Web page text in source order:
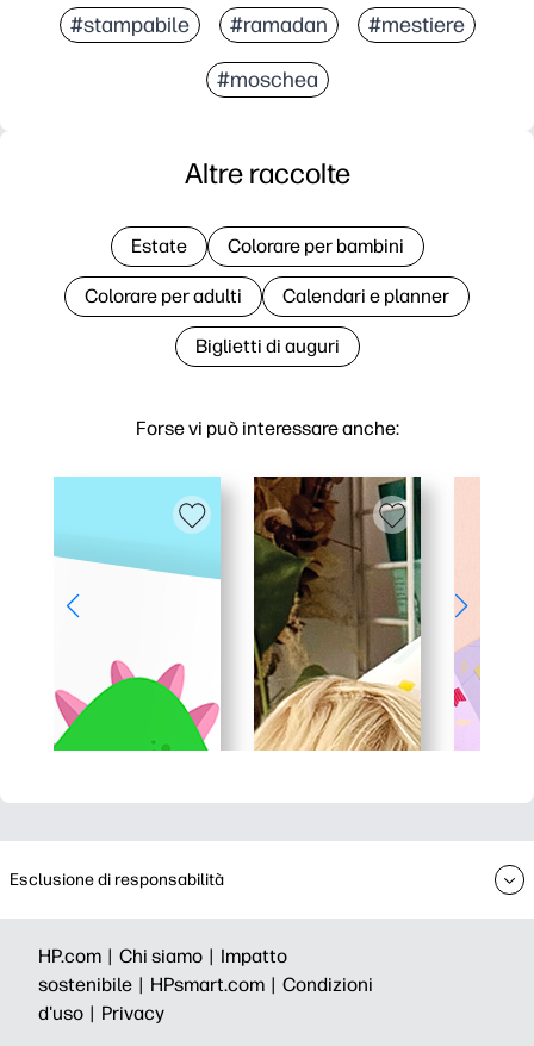
#stampabile #ramadan #mestiere
#moschea
Forse vi può interessare anche:
Altre raccolte
Estate Colorare per bambini
Colorare per adulti Calendari e planner
Biglietti di auguri
Esclusione di responsabilità
HP.com | Chi siamo | Impatto
sostenibile | HPsmart.com | Condizioni
d'uso | Privacy